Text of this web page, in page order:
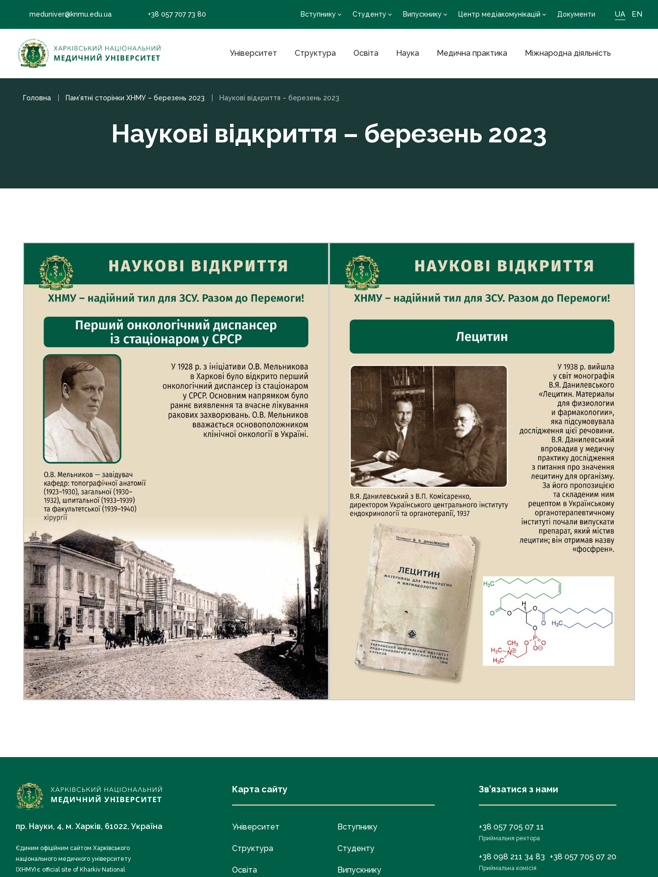
meduniver@knmu.edu.ua +38 057 707 73 80 Вступнику Студенту Випускнику Центр медіакомунікацій Документи UA EN
Університет Структура Освіта Наука Медична практика Міжнародна діяльність
Головна Пам’ятні сторінки ХНМУ – березень 2023 Наукові відкриття – березень 2023
Наукові відкриття – березень 2023
пр. Науки, 4, м. Харків, 61022, Україна
Єдиним офіційним сайтом Харківського
національного медичного університету
(ХНМУ) є official site of Kharkiv National
Карта сайту
Університет
Структура
Освіта
Вступнику
Студенту
Випускнику
Зв’язатися з нами
+38 057 705 07 11
Приймальня ректора
+38 098 211 34 83 +38 057 705 07 20
Приймальна комісія